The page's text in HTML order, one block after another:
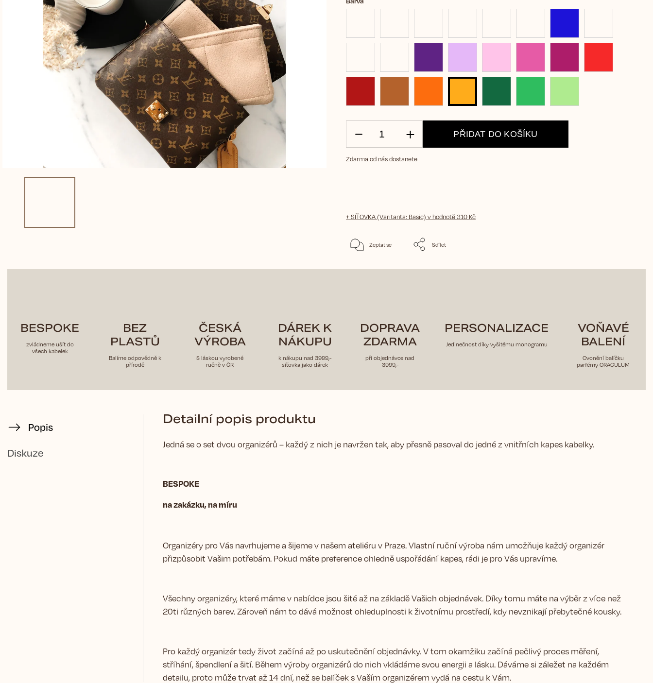
PŘIDAT DO KOŠÍKU
Zdarma od nás dostanete
+ SÍŤOVKA (Varitanta: Basic)v hodnotě 310 Kč
Zeptat se Sdílet
BESPOKE
zvládneme ušít do
všech kabelek
BEZ
PLASTŮ
Balíme odpovědně k
přírodě
ČESKÁ
VÝROBA
S láskou vyrobené
ručně v ČR
DÁREK K
NÁKUPU
k nákupu nad 3999,-
síťovka jako dárek
DOPRAVA
ZDARMA
při objednávce nad
3999,-
PERSONALIZACE
Jedinečnost díky vyšitému monogramu
VOŇAVÉ
BALENÍ
Ovonění balíčku
parfémy ORACULUM
Popis
Diskuze
Detailní popis produktu
Jedná se o set dvou organizérů – každý z nich je navržen tak, aby přesně pasoval do jedné z vnitřních kapes kabelky.
BESPOKE
na zakázku, na míru
Organizéry pro Vás navrhujeme a šijeme v našem ateliéru v Praze. Vlastní ruční výroba nám umožňuje každý organizér
přizpůsobit Vašim potřebám. Pokud máte preference ohledně uspořádání kapes, rádi je pro Vás upravíme.
Všechny organizéry, které máme v nabídce jsou šité až na základě Vašich objednávek. Díky tomu máte na výběr z více než
20ti různých barev. Zároveň nám to dává možnost ohleduplnosti k životnímu prostředí, kdy nevznikají přebytečné kousky.
Pro každý organizér tedy život začíná až po uskutečnění objednávky. V tom okamžiku začíná pečlivý proces měření,
stříhání, špendlení a šití. Během výroby organizérů do nich vkládáme svou energii a lásku. Dáváme si záležet na každém
detailu, proto může trvat až 14 dní, než se balíček s Vaším organizérem vydá na cestu k Vám.